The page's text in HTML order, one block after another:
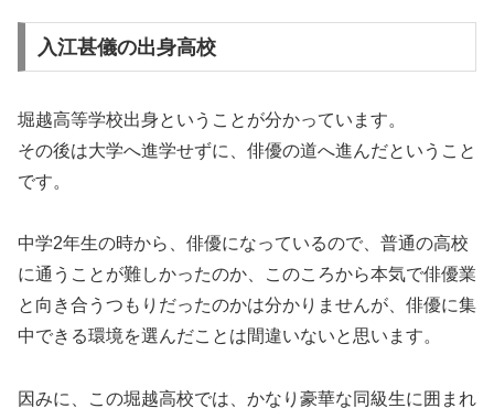
入江甚儀の出身高校
堀越高等学校出身ということが分かっています。
その後は大学へ進学せずに、俳優の道へ進んだということ
です。
中学2年生の時から、俳優になっているので、普通の高校
に通うことが難しかったのか、このころから本気で俳優業
と向き合うつもりだったのかは分かりませんが、俳優に集
中できる環境を選んだことは間違いないと思います。
因みに、この堀越高校では、かなり豪華な同級生に囲まれ